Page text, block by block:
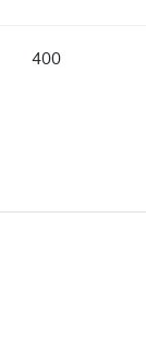
400